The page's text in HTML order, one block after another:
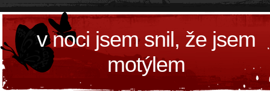
v noci jsem snil, že jsem
motýlem